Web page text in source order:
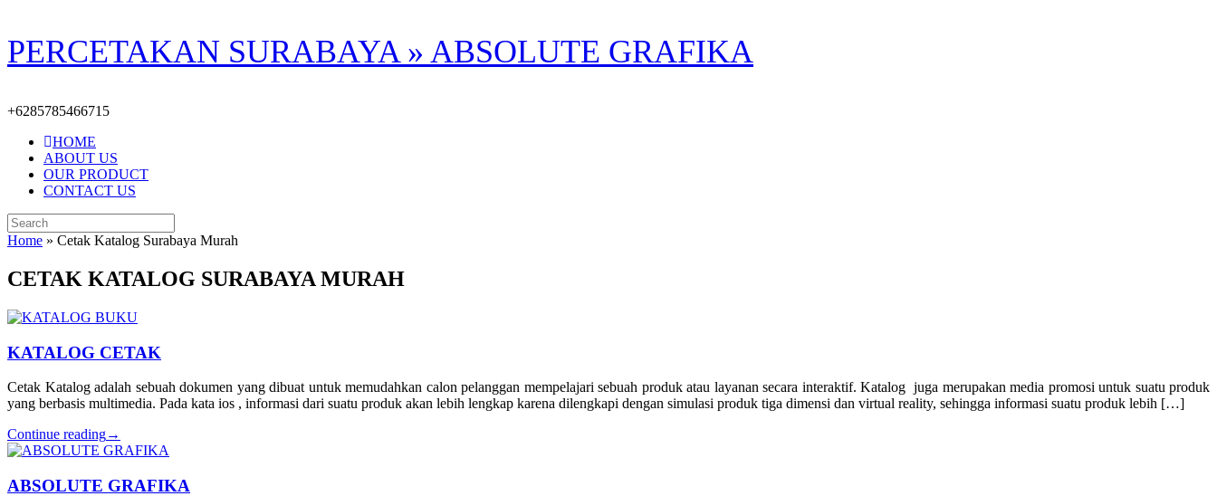
Skip
to
content
PERCETAKAN SURABAYA » ABSOLUTE GRAFIKA
+6285785466715
HOME
ABOUT US
OUR PRODUCT
CONTACT US
Search
for:
Home » Cetak Katalog Surabaya Murah
CETAK KATALOG SURABAYA MURAH
KATALOG CETAK
Cetak Katalog adalah sebuah dokumen yang dibuat untuk memudahkan calon pelanggan mempelajari sebuah produk atau layanan secara interaktif. Katalog juga merupakan media promosi untuk suatu produk
yang berbasis multimedia. Pada kata ios , informasi dari suatu produk akan lebih lengkap karena dilengkapi dengan simulasi produk tiga dimensi dan virtual reality, sehingga informasi suatu produk lebih […]
Continue reading→
ABSOLUTE GRAFIKA